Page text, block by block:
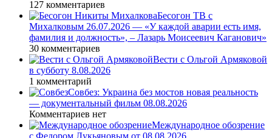
127 комментариев
Бесогон ТВ с
Михалковым 26.07.2026 — «У каждой аварии есть имя,
фамилия и должность», – Лазарь Моисеевич Каганович»
30 комментариев
Вести с Ольгой Армяковой
в субботу 8.08.2026
1 комментарий
Совбез: Украина без мостов новая реальность
— документальный фильм 08.08.2026
Комментариев нет
Международное обозрение
с Федором Лукьяновым от 08.08.2026